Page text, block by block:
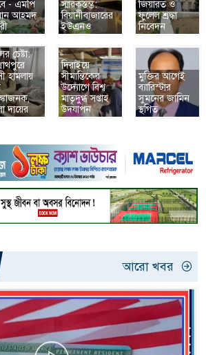
- এমপি
আহমদ
স্মারকস্তম্ভ:
বিয়ানীবাজারের
ইউএনও
জিয়ারত ও
ফুলেল শ্রদ্ধা
নিবেদন
মৃত্যুর
চেষ্টা:
হামলায়
দায়ের
দিরাইয়ে
সীমান্তিকের
উদ্যোগে বিশ্ব
মাতৃদুগ্ধ সপ্তাহ
উদযাপন
মুক্তির আগেই
ব্যারিস্টার
সুমনের জামিন
স্থগিত
আরো খবর